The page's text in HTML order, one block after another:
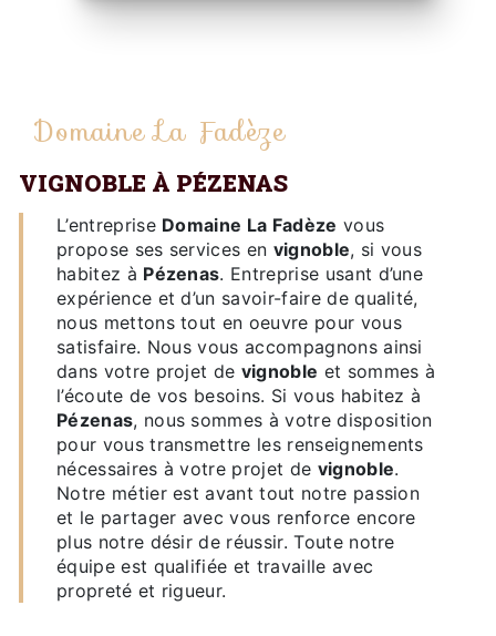
Domaine La Fadèze
VIGNOBLE À PÉZENAS
L’entreprise Domaine La Fadèze vous
propose ses services en vignoble, si vous
habitez à Pézenas. Entreprise usant d’une
expérience et d’un savoir-faire de qualité,
nous mettons tout en oeuvre pour vous
satisfaire. Nous vous accompagnons ainsi
dans votre projet de vignoble et sommes à
l’écoute de vos besoins. Si vous habitez à
Pézenas, nous sommes à votre disposition
pour vous transmettre les renseignements
nécessaires à votre projet de vignoble.
Notre métier est avant tout notre passion
et le partager avec vous renforce encore
plus notre désir de réussir. Toute notre
équipe est qualifiée et travaille avec
propreté et rigueur.